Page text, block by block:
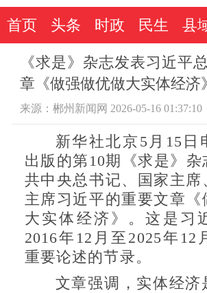
首页 头条 时政 民生 县
《求是》杂志发表习近平
章《做强做优做大实体经济》
来源：郴州新闻网 2026-05-16 01:37:10
新华社北京5月15日
出版的第10期《求是》杂
共中央总书记、国家主席
主席习近平的重要文章《
大实体经济》。这是习
2016年12月至2025年12
重要论述的节录。
文章强调，实体经济